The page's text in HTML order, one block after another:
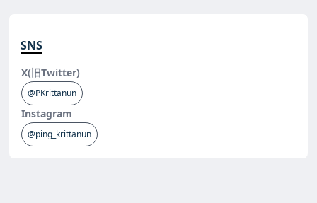
SNS
X(旧Twitter)
@PKrittanun
Instagram
@ping_krittanun